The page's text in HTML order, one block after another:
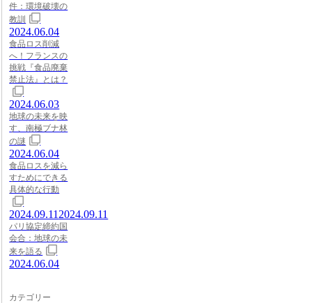
件：環境破壊の
教訓
2024.06.04
食品ロス削減
へ！フランスの
挑戦『食品廃棄
禁止法』とは？
2024.06.03
地球の未来を映
す、南極ブナ林
の謎
2024.06.04
食品ロスを減ら
すためにできる
具体的な行動
2024.09.11 2024.09.11
パリ協定締約国
会合：地球の未
来を語る
2024.06.04
カテゴリー